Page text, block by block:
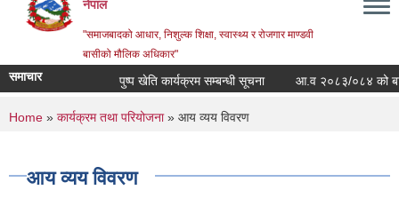
नेपाल
"समाजबादको आधार, निशुल्क शिक्षा, स्वास्थ्य र रोजगार माण्डवी
बासीको मौलिक अधिकार"
समाचार पुष्प खेति कार्यक्रम सम्बन्धी सूचना आ.व २०८३/०८४ को
You are here
Home » कार्यक्रम तथा परियोजना» आय व्यय विवरण
आय व्यय विवरण